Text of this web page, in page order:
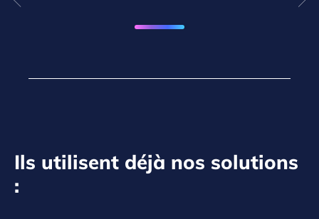
Ils utilisent déjà nos solutions
: